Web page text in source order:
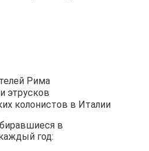
Рима
этрусков
колонистов в Италии
в
год: